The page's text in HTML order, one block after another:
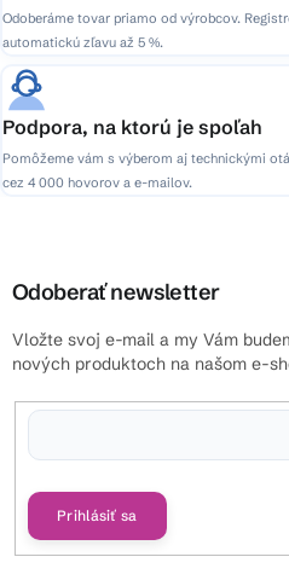
Odoberáme tovar priamo od výrobcov.
automatickú zľavu až 5 %.
Podpora, na ktorú je spoľah
Pomôžeme vám s výberom aj technickými
cez 4 000 hovorov a e-mailov.
Odoberať newsletter
Vložte svoj e-mail a my Vám
nových produktoch na našom e-
Prihlásiť sa